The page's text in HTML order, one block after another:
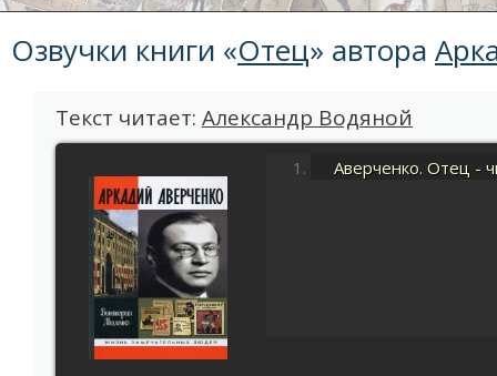
Озвучки книги «Отец» автора
Текст читает: Александр Водяной
Аверченко. Отец -